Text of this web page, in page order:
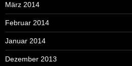
März 2014
Februar 2014
Januar 2014
Dezember 2013